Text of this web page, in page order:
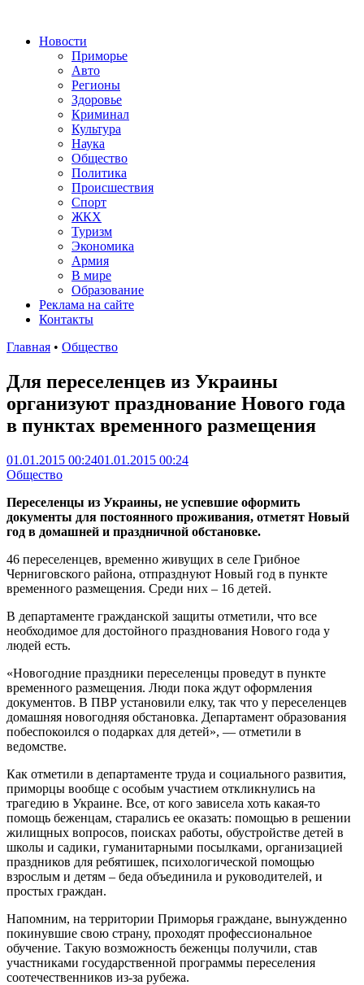
Новости
Приморье
Авто
Регионы
Здоровье
Криминал
Культура
Наука
Общество
Политика
Происшествия
Спорт
ЖКХ
Туризм
Экономика
Армия
В мире
Образование
Реклама на сайте
Контакты
Главная • Общество
Для переселенцев из Украины
организуют празднование Нового года
в пунктах временного размещения
01.01.2015 00:2401.01.2015 00:24
Общество
Переселенцы из Украины, не успевшие оформить
документы для постоянного проживания, отметят Новый
год в домашней и праздничной обстановке.
46 переселенцев, временно живущих в селе Грибное
Черниговского района, отпразднуют Новый год в пункте
временного размещения. Среди них – 16 детей.
В департаменте гражданской защиты отметили, что все
необходимое для достойного празднования Нового года у
людей есть.
«Новогодние праздники переселенцы проведут в пункте
временного размещения. Люди пока ждут оформления
документов. В ПВР установили елку, так что у переселенцев
домашняя новогодняя обстановка. Департамент образования
побеспокоился о подарках для детей», — отметили в
ведомстве.
Как отметили в департаменте труда и социального развития,
приморцы вообще с особым участием откликнулись на
трагедию в Украине. Все, от кого зависела хоть какая-то
помощь беженцам, старались ее оказать: помощью в решении
жилищных вопросов, поисках работы, обустройстве детей в
школы и садики, гуманитарными посылками, организацией
праздников для ребятишек, психологической помощью
взрослым и детям – беда объединила и руководителей, и
простых граждан.
Напомним, на территории Приморья граждане, вынужденно
покинувшие свою страну, проходят профессиональное
обучение. Такую возможность беженцы получили, став
участниками государственной программы переселения
соотечественников из-за рубежа.